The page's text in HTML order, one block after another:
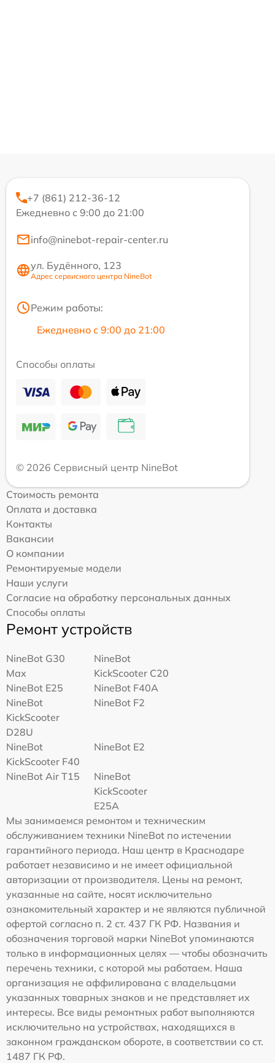
+7 (861) 212-36-12
Ежедневно с 9:00 до 21:00
info@ninebot-repair-center.ru
ул. Будённого, 123
Адрес сервисного центра NineBot
Режим работы:
Ежедневно с 9:00 до 21:00
Способы оплаты
© 2026 Сервисный центр NineBot
Стоимость ремонта
Оплата и доставка
Контакты
Вакансии
О компании
Ремонтируемые модели
Наши услуги
Согласие на обработку персональных данных
Способы оплаты
Ремонт устройств
NineBot G30
Max
NineBot
KickScooter C20
NineBot E25
NineBot F40A
NineBot
KickScooter
D28U
NineBot F2
NineBot
KickScooter F40
NineBot E2
NineBot Air T15
NineBot
KickScooter
E25A
Мы занимаемся ремонтом и техническим
обслуживанием техники NineBot по истечении
гарантийного периода. Наш центр в Краснодаре
работает независимо и не имеет официальной
авторизации от производителя. Цены на ремонт,
указанные на сайте, носят исключительно
ознакомительный характер и не являются публичной
офертой согласно п. 2 ст. 437 ГК РФ. Названия и
обозначения торговой марки NineBot упоминаются
только в информационных целях — чтобы обозначить
перечень техники, с которой мы работаем. Наша
организация не аффилирована с владельцами
указанных товарных знаков и не представляет их
интересы. Все виды ремонтных работ выполняются
исключительно на устройствах, находящихся в
законном гражданском обороте, в соответствии со ст.
1487 ГК РФ.